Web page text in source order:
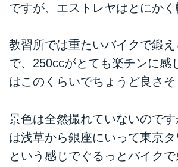
ですが、エストレヤはとにかく
教習所では重たいバイクで鍛
で、250ccがとても楽チンに感
はこのくらいでちょうど良さそ
景色は全然撮れていないのです
は浅草から銀座にいって東京
という感じでぐるっとバイク